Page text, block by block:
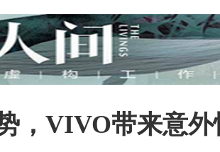
，VIVO带来意外